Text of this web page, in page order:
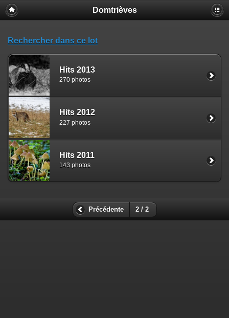
Domtrièves
Rechercher dans ce lot
Hits 2013
270 photos
Hits 2012
227 photos
Hits 2011
143 photos
Précédente 2 / 2